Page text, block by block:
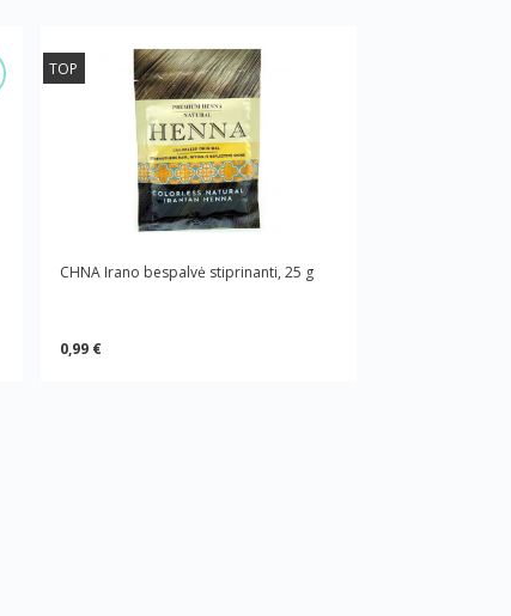
TOP
CHNA Irano bespalvė stiprinanti, 25 g
0,99 €